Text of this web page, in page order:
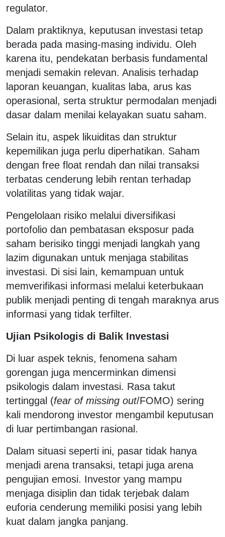
regulator.
Dalam praktiknya, keputusan investasi tetap
berada pada masing-masing individu. Oleh
karena itu, pendekatan berbasis fundamental
menjadi semakin relevan. Analisis terhadap
laporan keuangan, kualitas laba, arus kas
operasional, serta struktur permodalan menjadi
dasar dalam menilai kelayakan suatu saham.
Selain itu, aspek likuiditas dan struktur
kepemilikan juga perlu diperhatikan. Saham
dengan free float rendah dan nilai transaksi
terbatas cenderung lebih rentan terhadap
volatilitas yang tidak wajar.
Pengelolaan risiko melalui diversifikasi
portofolio dan pembatasan eksposur pada
saham berisiko tinggi menjadi langkah yang
lazim digunakan untuk menjaga stabilitas
investasi. Di sisi lain, kemampuan untuk
memverifikasi informasi melalui keterbukaan
publik menjadi penting di tengah maraknya arus
informasi yang tidak terfilter.
Ujian Psikologis di Balik Investasi
Di luar aspek teknis, fenomena saham
gorengan juga mencerminkan dimensi
psikologis dalam investasi. Rasa takut
tertinggal (fear of missing out/FOMO) sering
kali mendorong investor mengambil keputusan
di luar pertimbangan rasional.
Dalam situasi seperti ini, pasar tidak hanya
menjadi arena transaksi, tetapi juga arena
pengujian emosi. Investor yang mampu
menjaga disiplin dan tidak terjebak dalam
euforia cenderung memiliki posisi yang lebih
kuat dalam jangka panjang.